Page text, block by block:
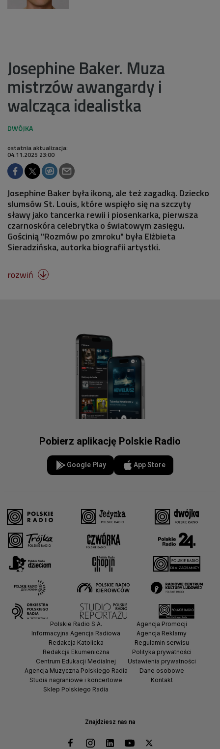
Josephine Baker. Muza
mistrzów awangardy i
walcząca idealistka
ostatnia aktualizacja:
04.11.2025 23:00
Josephine Baker była ikoną, ale też zagadką. Dziecko
slumsów St. Louis, które wspięło się na szczyty
sławy jako tancerka rewii i piosenkarka, pierwsza
czarnoskóra celebrytka o światowym zasięgu.
Gościnią "Rozmów po zmroku" była Elżbieta
Sieradzińska, autorka biografii artystki.
rozwiń 
Pobierz aplikację Polskie Radio
Google Play App Store
Znajdziesz nas na
Polskie Radio S.A.
Informacyjna Agencja Radiowa
Redakcja Katolicka
Redakcja Ekumeniczna
Centrum Edukacji Medialnej
Agencja Muzyczna Polskiego Radia
Studia nagraniowe i koncertowe
Sklep Polskiego Radia
Agencja Promocji
Agencja Reklamy
Regulamin serwisu
Polityka prywatności
Ustawienia prywatności
Dane osobowe
Kontakt